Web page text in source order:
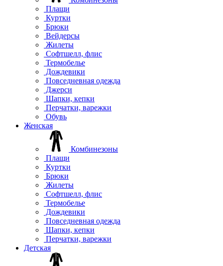
Плащи
Куртки
Брюки
Вейдерсы
Жилеты
Софтшелл, флис
Термобелье
Дождевики
Повседневная одежда
Джерси
Шапки, кепки
Перчатки, варежки
Обувь
Женская
Комбинезоны
Плащи
Куртки
Брюки
Жилеты
Софтшелл, флис
Термобелье
Дождевики
Повседневная одежда
Шапки, кепки
Перчатки, варежки
Детская